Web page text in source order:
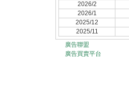
2026/2
2026/1
2025/12
2025/11
廣告聯盟
廣告買賣平台